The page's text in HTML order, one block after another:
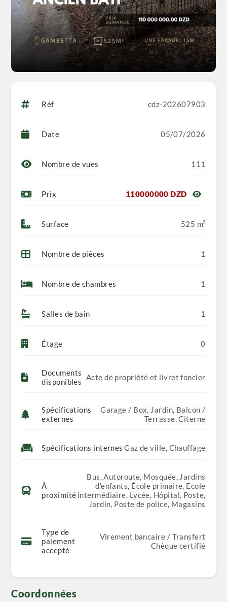
Réf cdz-202607903
Date 05/07/2026
Nombre de vues 111
Prix 110000000 DZD
Surface 525 m²
Nombre de pièces 1
Nombre de chambres 1
Salles de bain 1
Étage 0
Documents
disponibles Acte de propriété et livret foncier
Spécifications
externes
Garage / Box, Jardin, Balcon /
Terrasse, Citerne
Spécifications internes Gaz de ville, Chauffage
À
proximité
Bus, Autoroute, Mosquée, Jardins
d'enfants, École primaire, Ecole
intermédiaire, Lycée, Hôpital, Poste,
Jardin, Poste de police, Magasins
Type de
paiement
accepté
Virement bancaire / Transfert
Chèque certifié
Coordonnées